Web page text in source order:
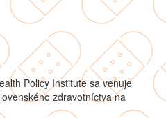
Policy Institute sa venuje
zdravotníctva na